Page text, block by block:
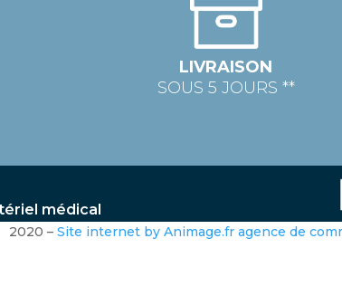
LIVRAISON
SOUS 5 JOURS **
médical
2020 – Site internet by Animage.fr agence de